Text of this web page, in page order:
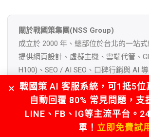
關於戰國策集團(NSS Group)
成立於 2000 年、總部位於台北的一站
提供網頁設計、虛擬主機、雲端代管、
H100)、SEO / AI SEO、口碑行銷與 AI
來服務超過 30,000 家企業客戶、1,200+
及 40 國。免費專線0800-003-191 |LINE
@119m| www.nss.com.tw
戰國策 AI 客服系統，可1抵5位
自動回覆 80% 常見問題，支
LINE、FB、IG等主流平台。
單！ 立即免費試